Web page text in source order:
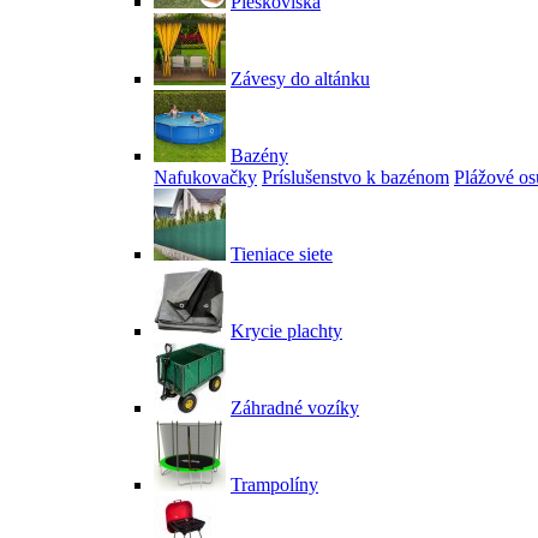
Závesy do altánku
Bazény
Nafukovačky Príslušenstvo k bazénom Plážové
Tieniace siete
Krycie plachty
Záhradné vozíky
Trampolíny